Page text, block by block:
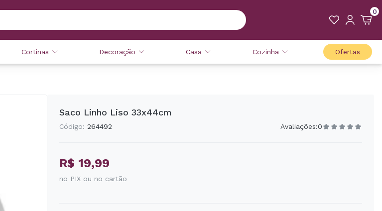
0
Cortinas Decoração Casa Cozinha Ofertas
Saco Linho Liso 33x44cm
Código: 264492 Avaliações:0
R$ 19,99
no PIX ou no cartão